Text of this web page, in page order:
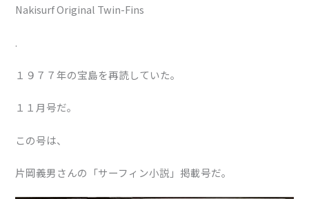
Nakisurf Original Twin-Fins
.
１９７７年の宝島を再読していた。
１１月号だ。
この号は、
片岡義男さんの「サーフィン小説」掲載号だ。